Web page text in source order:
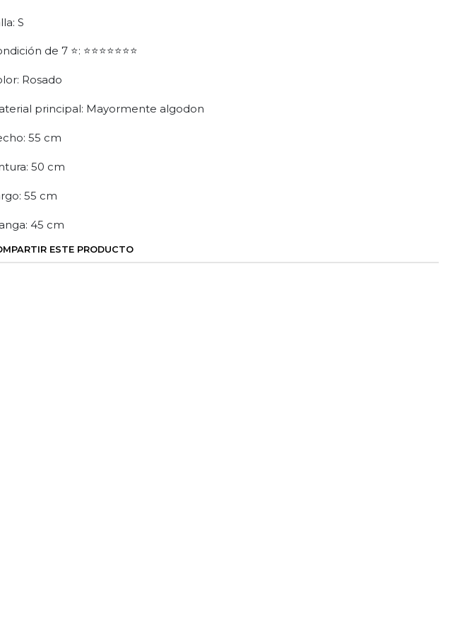
S
de 7 ⭐: ⭐⭐⭐⭐⭐⭐⭐
Rosado
principal: Mayormente algodon
55 cm
50 cm
55 cm
45 cm
ESTE PRODUCTO